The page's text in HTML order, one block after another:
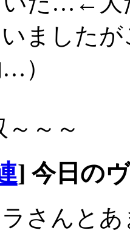
いました
）
～～～
] 今日の
さんと